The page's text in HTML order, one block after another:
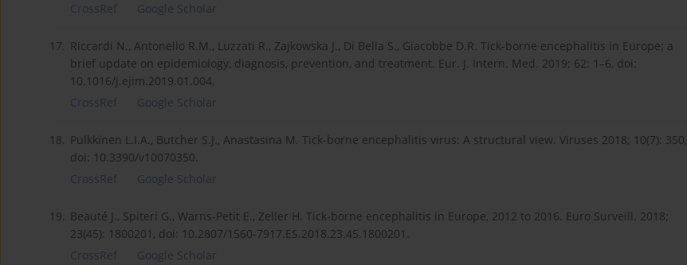
CrossRef
Google Scholar
17. Riccardi N., Antonello R.M., Luzzati R., Zajkowska J., Di Bella S., Giacobbe D.R. Tick-borne encephalitis in Europe: a
brief update on epidemiology, diagnosis, prevention, and treatment. Eur. J. Intern. Med. 2019; 62: 1–6, doi:
10.1016/j.ejim.2019.01.004.
CrossRef
Google Scholar
18. Pulkkinen L.I.A., Butcher S.J., Anastasina M. Tick-borne encephalitis virus: A structural view. Viruses 2018; 10(7): 350,
doi: 10.3390/v10070350.
CrossRef
Google Scholar
19. Beauté J., Spiteri G., Warns-Petit E., Zeller H. Tick-borne encephalitis in Europe, 2012 to 2016. Euro Surveill. 2018;
23(45): 1800201, doi: 10.2807/1560-7917.ES.2018.23.45.1800201.
CrossRef
Google Scholar